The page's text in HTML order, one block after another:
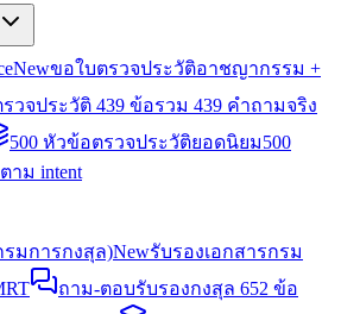
Newขอใบตรวจประวัติอาชญากรรม +
วจประวัติ 439 ข้อรวม 439 คำถามจริง
500 หัวข้อตรวจประวัติยอดนิยม500
าม intent
มการกงสุล)Newรับรองเอกสารกรม
ถาม-ตอบรับรองกงสุล 652 ข้อ